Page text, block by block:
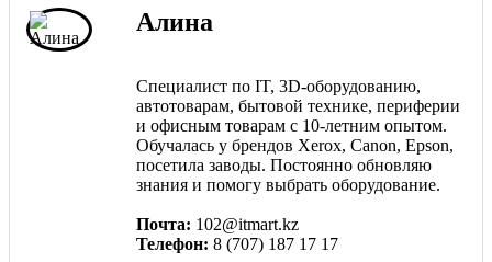
Алина
Специалист по IT, 3D-оборудованию,
автотоварам, бытовой технике, периферии
и офисным товарам с 10-летним опытом.
Обучалась у брендов Xerox, Canon, Epson,
посетила заводы. Постоянно обновляю
знания и помогу выбрать оборудование.
Почта: 102@itmart.kz
Телефон: 8 (707) 187 17 17